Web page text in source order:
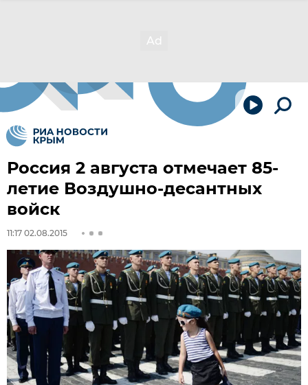
Россия 2 августа отмечает 85-
летие Воздушно-десантных
войск
11:17 02.08.2015